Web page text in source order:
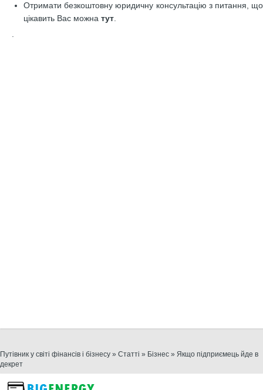
Отримати безкоштовну юридичну консультацію з питання, що
цікавить Вас можна тут
Путівник у світі фінансів і бізнесу » Статті » Бізнес » Якщо підприємець йде в
декрет